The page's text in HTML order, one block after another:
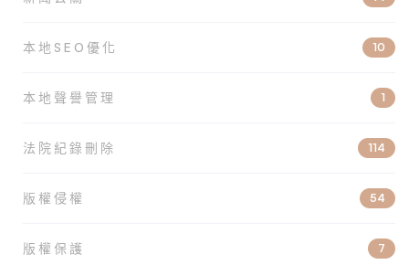
本地SEO優化 10
本地聲譽管理 1
法院紀錄刪除 114
版權侵權 54
版權保護 7